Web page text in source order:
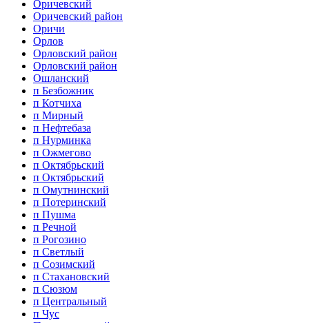
Оричевский
Оричевский район
Оричи
Орлов
Орловский район
Орловский район
Ошланский
п Безбожник
п Котчиха
п Мирный
п Нефтебаза
п Нурминка
п Ожмегово
п Октябрьский
п Октябрьский
п Омутнинский
п Потеринский
п Пушма
п Речной
п Рогозино
п Светлый
п Созимский
п Стахановский
п Сюзюм
п Центральный
п Чус